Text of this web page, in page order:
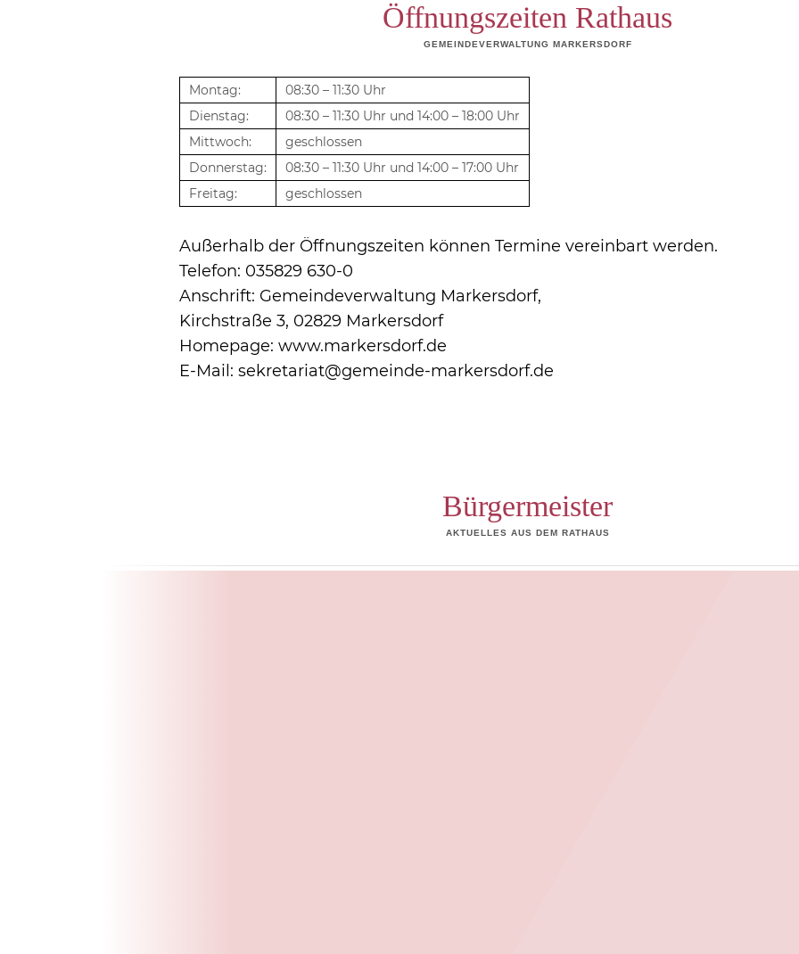
Öffnungszeiten Rathaus
GEMEINDEVERWALTUNG MARKERSDORF
Montag:
08:30 – 11:30 Uhr
Dienstag:
08:30 – 11:30 Uhr und 14:00 – 18:00 Uhr
Mittwoch:
geschlossen
Donnerstag:
08:30 – 11:30 Uhr und 14:00 – 17:00 Uhr
Freitag:
geschlossen
Außerhalb der Öffnungszeiten können Termine vereinbart werden.
Telefon: 035829 630-0
Anschrift: Gemeindeverwaltung Markersdorf,
Kirchstraße 3, 02829 Markersdorf
Homepage: www.markersdorf.de
E-Mail: sekretariat@gemeinde-markersdorf.de
Bürgermeister
AKTUELLES AUS DEM RATHAUS